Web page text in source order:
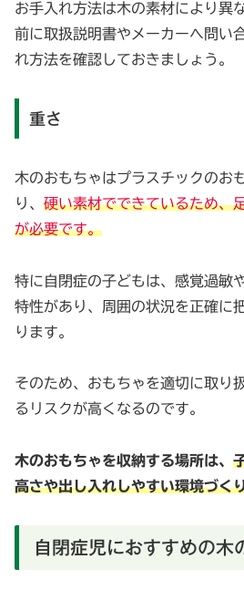
お手入れ方法は木の素材により異
前に取扱説明書やメーカーへ問い
れ方法を確認しておきましょう。
重さ
木のおもちゃはプラスチックのお
り、 硬い素材でできているため、
が必要です。
特に自閉症の子どもは、感覚過敏
特性があり、周囲の状況を正確に
ります。
そのため、おもちゃを適切に取り
るリスクが高くなるのです。
木のおもちゃを収納する場所は、
高さや出し入れしやすい環境づく
自閉症児におすすめの木